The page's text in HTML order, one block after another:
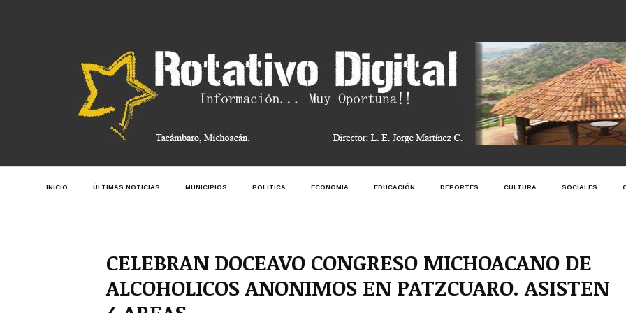
INICIO ÚLTIMAS NOTICIAS MUNICIPIOS POLÍTICA ECONOMÍA EDUCACIÓN DEPORTES CULTURA SOCIALES
CELEBRAN DOCEAVO CONGRESO MICHOACANO DE
ALCOHOLICOS ANONIMOS EN PATZCUARO. ASISTEN